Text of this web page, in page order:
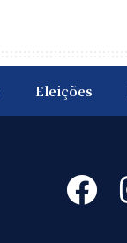
Eleições